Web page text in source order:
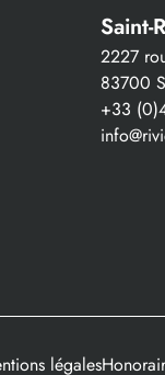
Saint-
2227
83700
+33
légales